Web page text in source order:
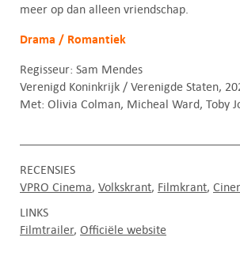
meer op dan alleen vriendschap.
Drama / Romantiek
Regisseur: Sam Mendes
Verenigd Koninkrijk / Verenigde Staten,
Met: Olivia Colman, Micheal Ward, Toby
RECENSIES
VPRO Cinema Volkskrant Filmkrant
LINKS
Filmtrailer Officiële website